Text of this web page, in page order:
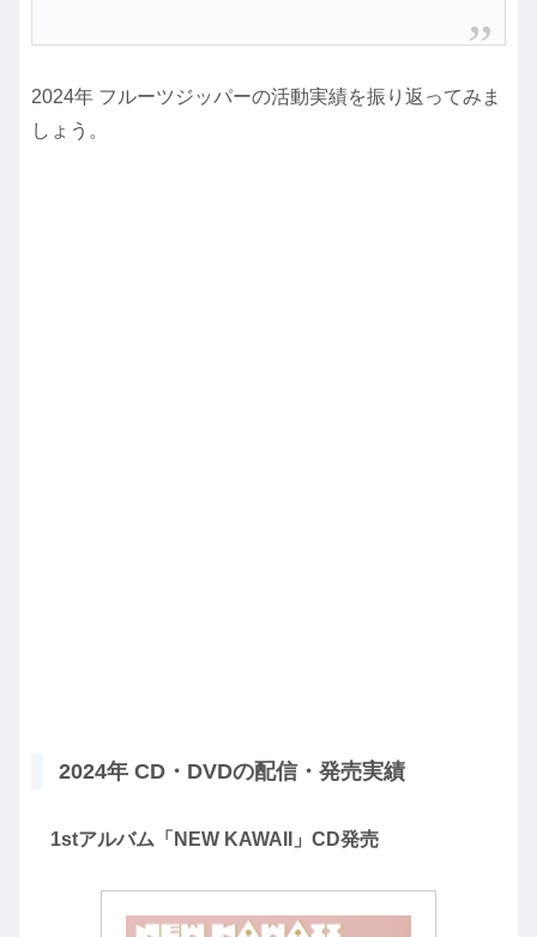
2024年 フルーツジッパーの活動実績を振り返ってみま
しょう。
2024年 CD・DVDの配信・発売実績
1stアルバム「NEW KAWAII」CD発売